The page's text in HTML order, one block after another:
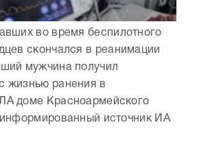
во время беспилотного
скончался в реанимации
мужчина получил
жизнью ранения в
доме Красноармейского
информированный источник ИА